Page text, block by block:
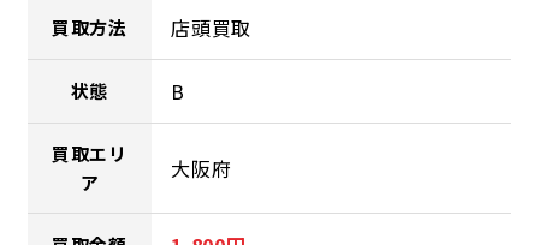
買取方法 店頭買取
状態 B
買取エリ
ア
大阪府